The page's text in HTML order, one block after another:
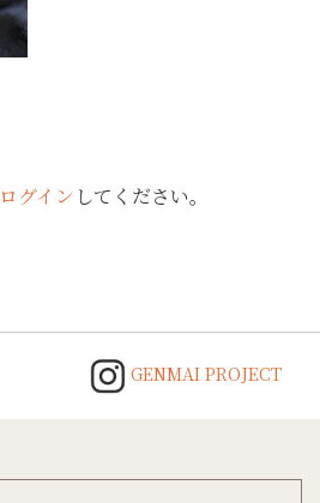
ログイン してください。
GENMAI PROJECT